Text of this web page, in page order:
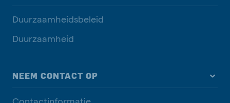
Duurzaamheidsbeleid
Duurzaamheid
NEEM CONTACT OP
Contactinformatie